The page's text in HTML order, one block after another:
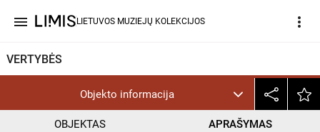
menu LIETUVOS MUZIEJŲ KOLEKCIJOS more_vert
VERTYBĖS
Objekto informacija
OBJEKTAS APRAŠYMAS